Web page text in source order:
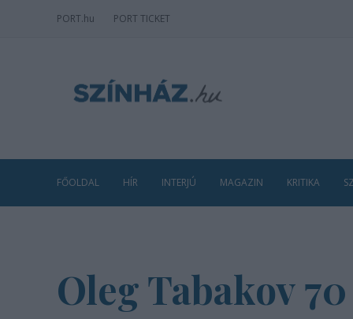
PORT.hu PORT TICKET
FŐOLDAL HÍR INTERJÚ MAGAZIN KRITIKA
Oleg Tabakov 70